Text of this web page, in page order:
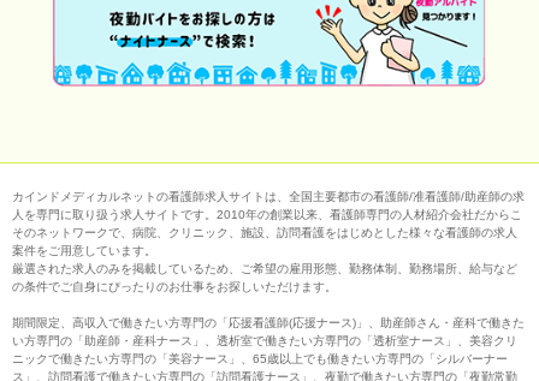
カインドメディカルネットの看護師求人サイトは、全国主要都市の看護師/准看護師/助産師の求
人を専門に取り扱う求人サイトです。2010年の創業以来、看護師専門の人材紹介会社だからこ
そのネットワークで、病院、クリニック、施設、訪問看護をはじめとした様々な看護師の求人
案件をご用意しています。
厳選された求人のみを掲載しているため、ご希望の雇用形態、勤務体制、勤務場所、給与など
の条件でご自身にぴったりのお仕事をお探しいただけます。
期間限定、高収入で働きたい方専門の「応援看護師(応援ナース)」、助産師さん・産科で働きた
い方専門の「助産師・産科ナース」、透析室で働きたい方専門の「透析室ナース」、美容クリ
ニックで働きたい方専門の「美容ナース」、65歳以上でも働きたい方専門の「シルバーナー
ス」、訪問看護で働きたい方専門の「訪問看護ナース」、夜勤で働きたい方専門の「夜勤常勤